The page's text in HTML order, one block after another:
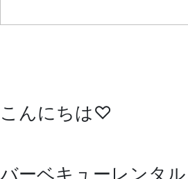
こんにちは♡
バーベキューレンタ